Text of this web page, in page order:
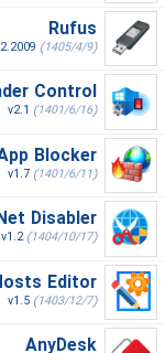
Rufus
(1405/4/9)
Control
v2.1 (1401/6/16)
Blocker
v1.7 (1401/6/11)
Disabler
v1.2(1404/10/17)
Editor
v1.5 (1403/12/7)
AnyDesk